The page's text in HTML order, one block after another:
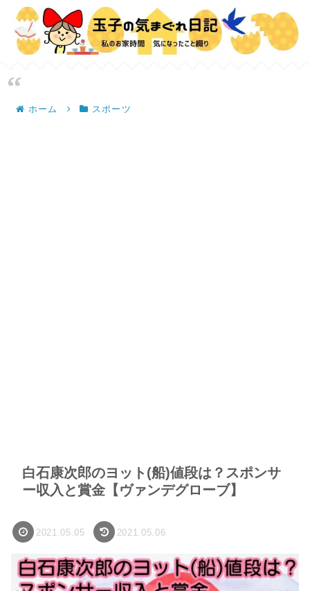
ホーム スポーツ
白石康次郎のヨット(船)値段は？スポンサ
ー収入と賞金【ヴァンデグローブ】
2021.05.05 2021.05.06